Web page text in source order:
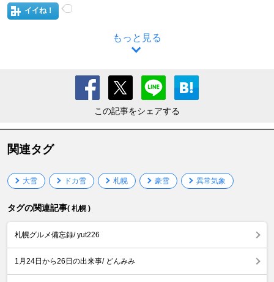
イイね！
もっと見る
この記事をシェアする
関連タグ
大雪 ドカ雪 札幌 豪雪 異常気象
タグの関連記事( 札幌 )
札幌グルメ備忘録/ yut226
1月24日から26日の出来事/ どんみみ